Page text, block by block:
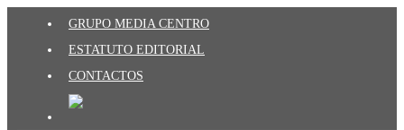
GRUPO MEDIA CENTRO
ESTATUTO EDITORIAL
CONTACTOS